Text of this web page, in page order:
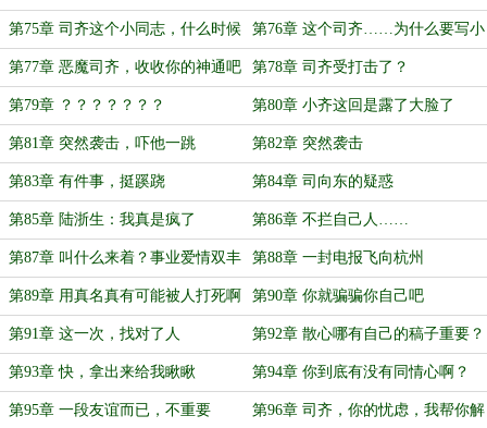
好稿子！
第75章 司齐这个小同志，什么时候
失去自信力了？
第76章 这个司齐……为什么要写小
说呢
第77章 恶魔司齐，收收你的神通吧 第78章 司齐受打击了？
第79章 ？？？？？？？ 第80章 小齐这回是露了大脸了
第81章 突然袭击，吓他一跳 第82章 突然袭击
第83章 有件事，挺蹊跷 第84章 司向东的疑惑
第85章 陆浙生：我真是疯了 第86章 不拦自己人……
第87章 叫什么来着？事业爱情双丰
收
第88章 一封电报飞向杭州
第89章 用真名真有可能被人打死啊 第90章 你就骗骗你自己吧
第91章 这一次，找对了人 第92章 散心哪有自己的稿子重要？
第93章 快，拿出来给我瞅瞅 第94章 你到底有没有同情心啊？
第95章 一段友谊而已，不重要 第96章 司齐，你的忧虑，我帮你解